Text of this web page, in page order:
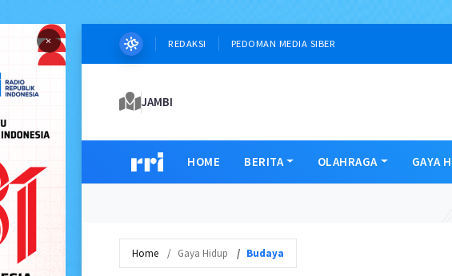
× REDAKSI PEDOMAN MEDIA SIBER
JAMBI
HOME BERITA OLAHRAGA GAYA
Home Gaya Hidup Budaya